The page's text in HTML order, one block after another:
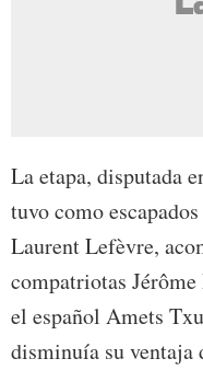
La etapa, disputada
tuvo como
Laurent Lefèvre,
compatriotas
el español Amets
disminuía su ventaja